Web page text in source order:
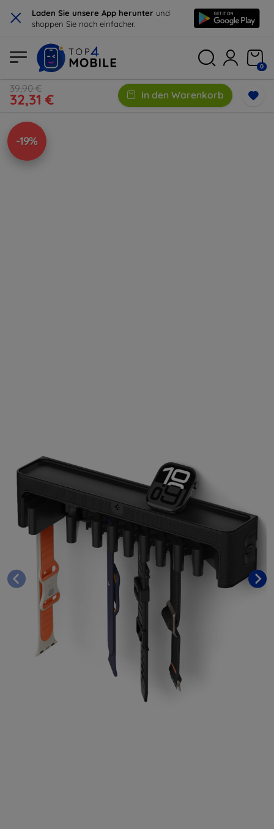
× Laden Sie unsere App herunter und
shoppen Sie noch einfacher.
0
39,90 €
32,31 € In den Warenkorb
-19%